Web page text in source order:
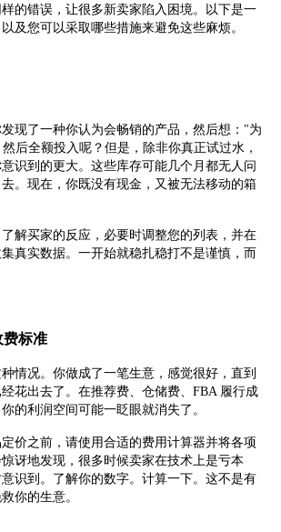
的错误，让很多新卖家陷入困境。以下是一
及您可以采取哪些措施来避免这些麻烦。
现了一种你认为会畅销的产品，然后想："为
后全额投入呢？但是，除非你真正试过水，
识到的更大。这些库存可能几个月都无人问
。现在，你既没有现金，又被无法移动的箱
解买家的反应，必要时调整您的列表，并在
真实数据。一开始就稳扎稳打不是谨慎，而
费标准
情况。你做成了一笔生意，感觉很好，直到
花出去了。在推荐费、仓储费、FBA 履行成
的利润空间可能一眨眼就消失了。
价之前，请使用合适的费用计算器并将各项
讶地发现，很多时候卖家在技术上是亏本
识到。了解你的数字。计算一下。这不是有
你的生意。